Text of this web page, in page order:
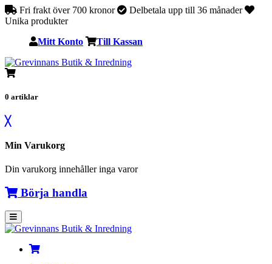
Fri frakt över 700 kronor
Delbetala upp till 36 månader
Unika produkter
Mitt Konto Till Kassan
0 artiklar
╳
Min Varukorg
Din varukorg innehåller inga varor
Börja handla